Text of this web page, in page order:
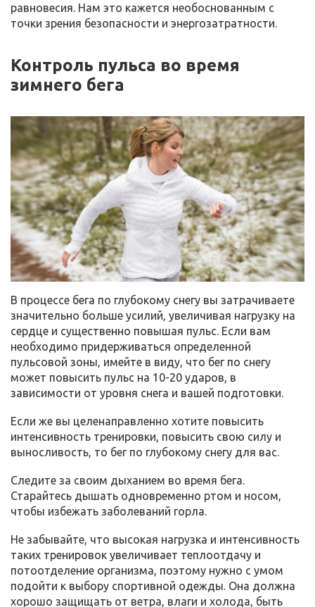
равновесия. Нам это кажется необоснованным с
точки зрения безопасности и энергозатратности.
Контроль пульса во время
зимнего бега
В процессе бега по глубокому снегу вы затрачиваете
значительно больше усилий, увеличивая нагрузку на
сердце и существенно повышая пульс. Если вам
необходимо придерживаться определенной
пульсовой зоны, имейте в виду, что бег по снегу
может повысить пульс на 10-20 ударов, в
зависимости от уровня снега и вашей подготовки.
Если же вы целенаправленно хотите повысить
интенсивность тренировки, повысить свою силу и
выносливость, то бег по глубокому снегу для вас.
Следите за своим дыханием во время бега.
Старайтесь дышать одновременно ртом и носом,
чтобы избежать заболеваний горла.
Не забывайте, что высокая нагрузка и интенсивность
таких тренировок увеличивает теплоотдачу и
потоотделение организма, поэтому нужно с умом
подойти к выбору спортивной одежды. Она должна
хорошо защищать от ветра, влаги и холода, быть